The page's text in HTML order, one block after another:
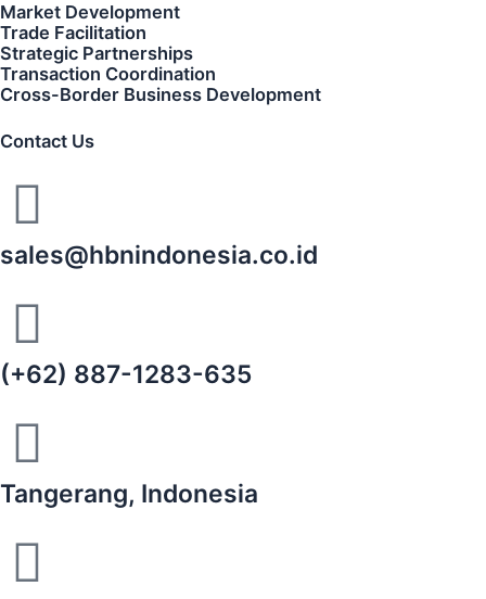
Market Development
Trade Facilitation
Strategic Partnerships
Transaction Coordination
Cross-Border Business Development
Contact Us
sales@hbnindonesia.co.id
(+62) 887-1283-635
Tangerang, Indonesia